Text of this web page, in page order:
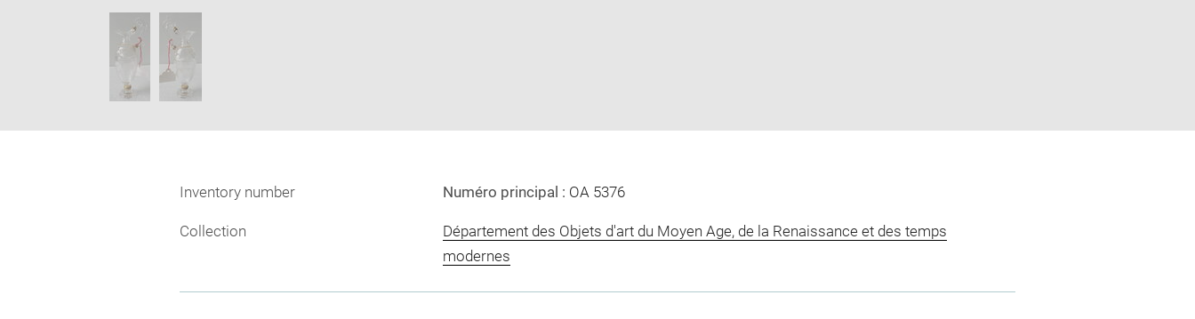
Inventory number Numéro principal : OA 5376
Collection
Département des Objets d'art du Moyen Age, de la Renaissance et des temps
modernes